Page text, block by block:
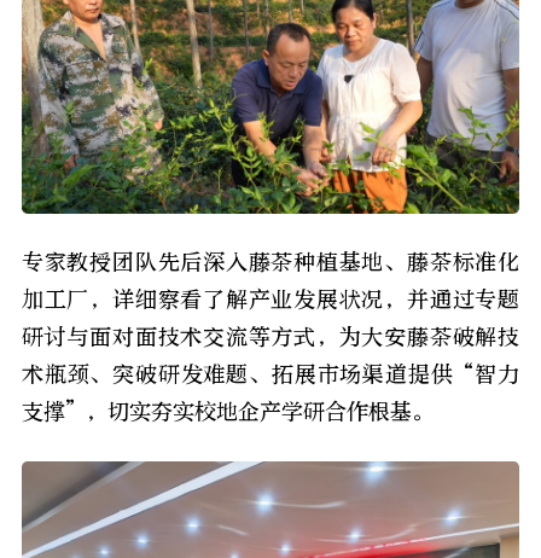
专家教授团队先后深入藤茶种植基地、藤茶标准化
加工厂，详细察看了解产业发展状况，并通过专题
研讨与面对面技术交流等方式，为大安藤茶破解技
术瓶颈、突破研发难题、拓展市场渠道提供“智力
支撑”，切实夯实校地企产学研合作根基。